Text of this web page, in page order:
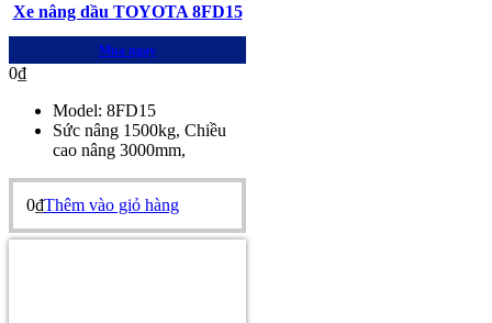
Xe nâng dầu TOYOTA 8FD15
Mua ngay
0₫
Model: 8FD15
Sức nâng 1500kg, Chiều
cao nâng 3000mm,
0₫Thêm vào giỏ hàng